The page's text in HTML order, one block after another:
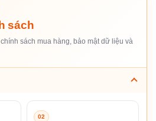
sách
sách mua hàng, bảo mật dữ liệu và
02